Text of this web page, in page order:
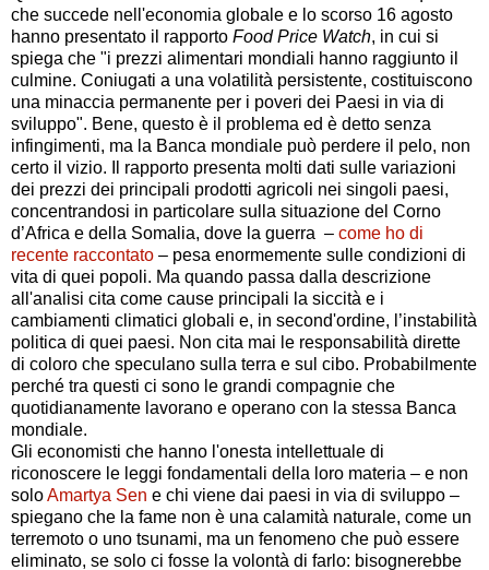
che succede nell'economia globale e lo scorso 16 agosto
hanno presentato il rapporto Food Price Watch, in cui si
spiega che "i prezzi alimentari mondiali hanno raggiunto il
culmine. Coniugati a una volatilità persistente, costituiscono
una minaccia permanente per i poveri dei Paesi in via di
sviluppo". Bene, questo è il problema ed è detto senza
infingimenti, ma la Banca mondiale può perdere il pelo, non
certo il vizio. Il rapporto presenta molti dati sulle variazioni
dei prezzi dei principali prodotti agricoli nei singoli paesi,
concentrandosi in particolare sulla situazione del Corno
d’Africa e della Somalia, dove la guerra – come ho di
recente raccontato – pesa enormemente sulle condizioni di
vita di quei popoli. Ma quando passa dalla descrizione
all'analisi cita come cause principali la siccità e i
cambiamenti climatici globali e, in second'ordine, l’instabilità
politica di quei paesi. Non cita mai le responsabilità dirette
di coloro che speculano sulla terra e sul cibo. Probabilmente
perché tra questi ci sono le grandi compagnie che
quotidianamente lavorano e operano con la stessa Banca
mondiale.
Gli economisti che hanno l'onesta intellettuale di
riconoscere le leggi fondamentali della loro materia – e non
soloAmartya Sen e chi viene dai paesi in via di sviluppo –
spiegano che la fame non è una calamità naturale, come un
terremoto o uno tsunami, ma un fenomeno che può essere
eliminato, se solo ci fosse la volontà di farlo: bisognerebbe